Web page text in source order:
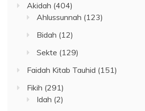
Akidah (404)
Ahlussunnah (123)
Bidah (12)
Sekte (129)
Faidah Kitab Tauhid (151)
Fikih (291)
Idah (2)